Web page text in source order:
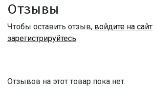
Отзывы
Чтобы оставить отзыв, войдите на сайт
зарегистрируйтесь.
Отзывов на этот товар пока нет.